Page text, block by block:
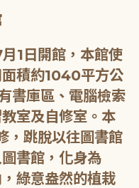
1日開館，本館使
積約1040平方公
書庫區、電腦檢索
室及自修室。本
，跳脫以往圖書館
書館，化身為
，綠意盎然的植栽